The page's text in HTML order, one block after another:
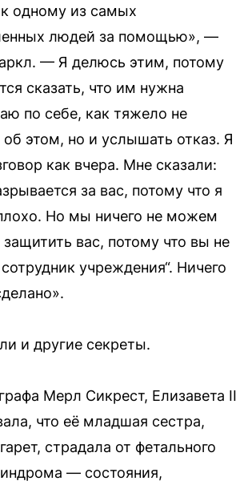
одному из самых
людей за помощью», —
— Я делюсь этим, потому
сказать, что им нужна
по себе, как тяжело не
об этом, но и услышать отказ. Я
как вчера. Мне сказали:
за вас, потому что я
Но мы ничего не можем
вас, потому что вы не
учреждения“. Ничего
и другие секреты.
Мерл Сикрест, Елизавета II
что её младшая сестра,
страдала от фетального
— состояния,